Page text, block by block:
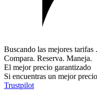
Buscando las mejores tarifas
Compara. Reserva. Maneja.
El mejor precio garantizado
Si encuentras un mejor
Trustpilot